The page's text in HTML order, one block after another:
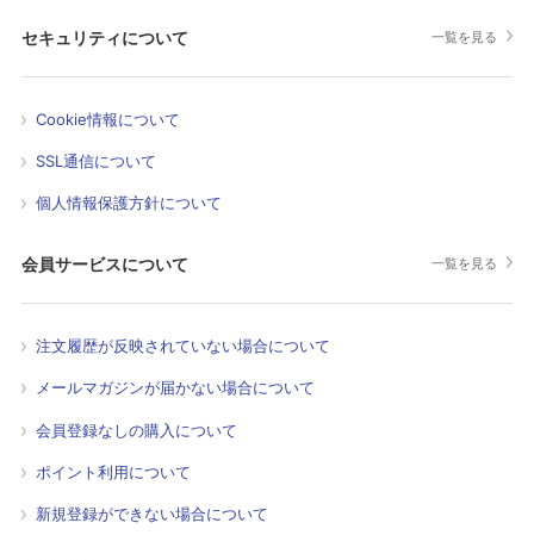
セキュリティについて 一覧を見る
Cookie情報について
SSL通信について
個人情報保護方針について
会員サービスについて 一覧を見る
注文履歴が反映されていない場合について
メールマガジンが届かない場合について
会員登録なしの購入について
ポイント利用について
新規登録ができない場合について